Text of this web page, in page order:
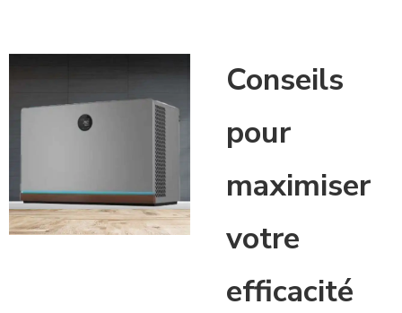
Conseils
pour
maximiser
votre
efficacité